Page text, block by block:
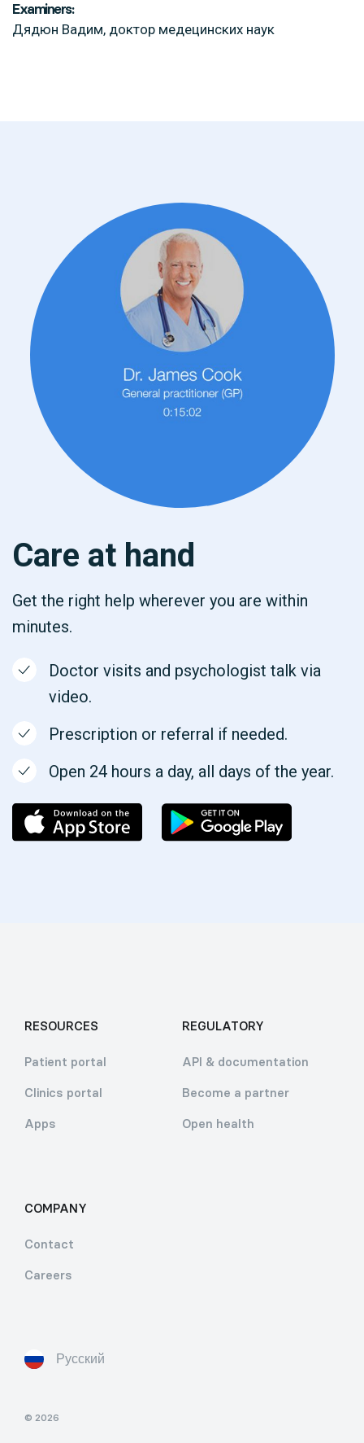
Examiners:
Дядюн Вадим, доктор медецинских наук
Care at hand
Get the right help wherever you are within
minutes.
Doctor visits and psychologist talk via
video.
Prescription or referral if needed.
Open 24 hours a day, all days of the year.
RESOURCES
Patient portal
Clinics portal
Apps
REGULATORY
API & documentation
Become a partner
Open health
COMPANY
Contact
Careers
Русский
© 2026